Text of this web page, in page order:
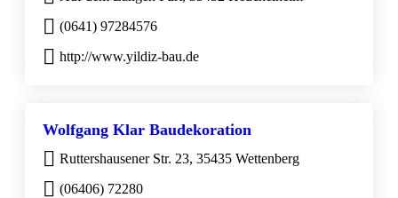
(0641) 97284576
http://www.yildiz-bau.de
Wolfgang Klar Baudekoration
Ruttershausener Str. 23, 35435 Wettenberg
(06406) 72280